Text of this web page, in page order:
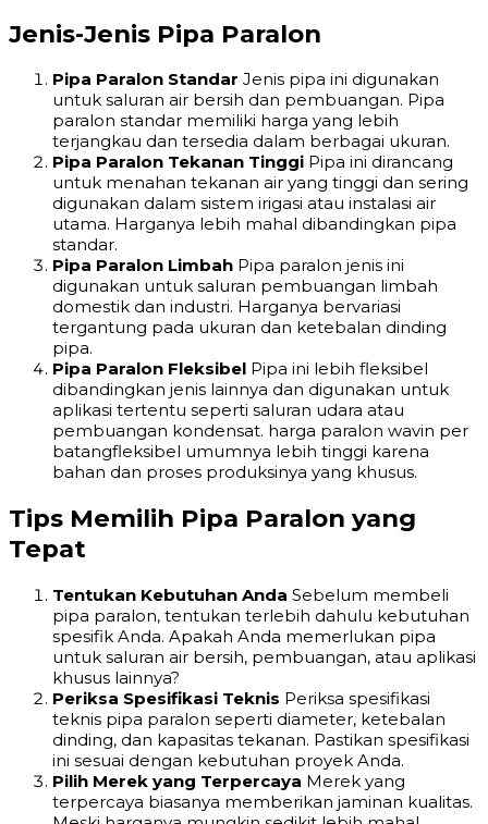
Jenis-Jenis Pipa Paralon
Pipa Paralon Standar Jenis pipa ini digunakan
untuk saluran air bersih dan pembuangan. Pipa
paralon standar memiliki harga yang lebih
terjangkau dan tersedia dalam berbagai ukuran.
Pipa Paralon Tekanan Tinggi Pipa ini dirancang
untuk menahan tekanan air yang tinggi dan sering
digunakan dalam sistem irigasi atau instalasi air
utama. Harganya lebih mahal dibandingkan pipa
standar.
Pipa Paralon Limbah Pipa paralon jenis ini
digunakan untuk saluran pembuangan limbah
domestik dan industri. Harganya bervariasi
tergantung pada ukuran dan ketebalan dinding
pipa.
Pipa Paralon Fleksibel Pipa ini lebih fleksibel
dibandingkan jenis lainnya dan digunakan untuk
aplikasi tertentu seperti saluran udara atau
pembuangan kondensat. harga paralon wavin per
batangfleksibel umumnya lebih tinggi karena
bahan dan proses produksinya yang khusus.
Tips Memilih Pipa Paralon yang
Tepat
Tentukan Kebutuhan Anda Sebelum membeli
pipa paralon, tentukan terlebih dahulu kebutuhan
spesifik Anda. Apakah Anda memerlukan pipa
untuk saluran air bersih, pembuangan, atau aplikasi
khusus lainnya?
Periksa Spesifikasi Teknis Periksa spesifikasi
teknis pipa paralon seperti diameter, ketebalan
dinding, dan kapasitas tekanan. Pastikan spesifikasi
ini sesuai dengan kebutuhan proyek Anda.
Pilih Merek yang Terpercaya Merek yang
terpercaya biasanya memberikan jaminan kualitas.